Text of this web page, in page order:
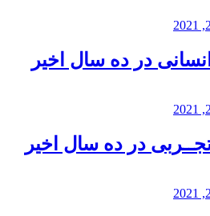
در ده سال اخیر
در ده سال اخیر